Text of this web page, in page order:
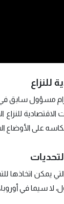
للنزاع
مسؤول سابق في
على الأوضاع
يمكن اتخاذها
لا سيما في